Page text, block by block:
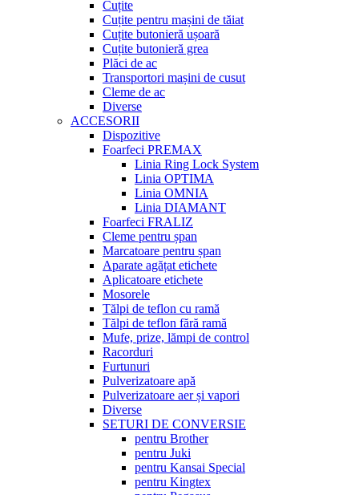
Cuțite
Cuțite pentru mașini de tăiat
Cuțite butonieră ușoară
Cuțite butonieră grea
Plăci de ac
Transportori mașini de cusut
Cleme de ac
Diverse
ACCESORII
Dispozitive
Foarfeci PREMAX
Linia Ring Lock System
Linia OPTIMA
Linia OMNIA
Linia DIAMANT
Foarfeci FRALIZ
Cleme pentru șpan
Marcatoare pentru șpan
Aparate agățat etichete
Aplicatoare etichete
Mosorele
Tălpi de teflon cu ramă
Tălpi de teflon fără ramă
Mufe, prize, lămpi de control
Racorduri
Furtunuri
Pulverizatoare apă
Pulverizatoare aer și vapori
Diverse
SETURI DE CONVERSIE
pentru Brother
pentru Juki
pentru Kansai Special
pentru Kingtex